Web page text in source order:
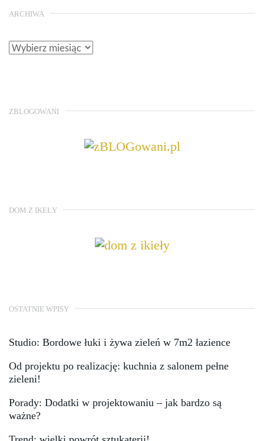
ARCHIWA
ZBLOGOWANI
DOM Z IKEŁY
OSTATNIE WPISY
Studio: Bordowe łuki i żywa zieleń w 7m2 łazience
Od projektu po realizację: kuchnia z salonem pełne
zieleni!
Porady: Dodatki w projektowaniu – jak bardzo są
ważne?